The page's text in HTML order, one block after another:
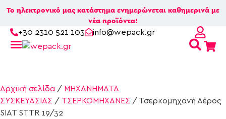
Το ηλεκτρονικό μας κατάστημα ενημερώνεται καθημερινά με
νέα προϊόντα!
+30 2310 521 103 info@wepack.gr
Αρχική σελίδα / ΜΗΧΑΝΗΜΑΤΑ
ΣΥΣΚΕΥΑΣΙΑΣ / ΤΣΕΡΚΟΜΗΧΑΝΕΣ / Τσερκομηχανή Αέρος
SIAT STTR 19/32